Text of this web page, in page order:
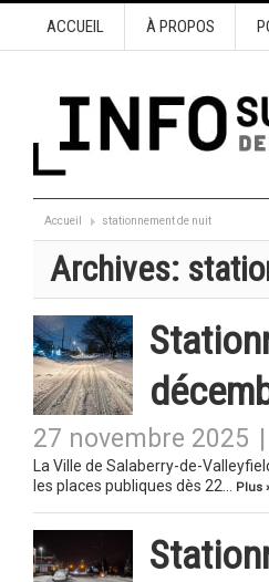
ACCUEIL À PROPOS
Accueil stationnement de nuit
Archives:
27 novembre 2025
La Ville de Salaberry-de-
les places publiques dès 22…
Plus